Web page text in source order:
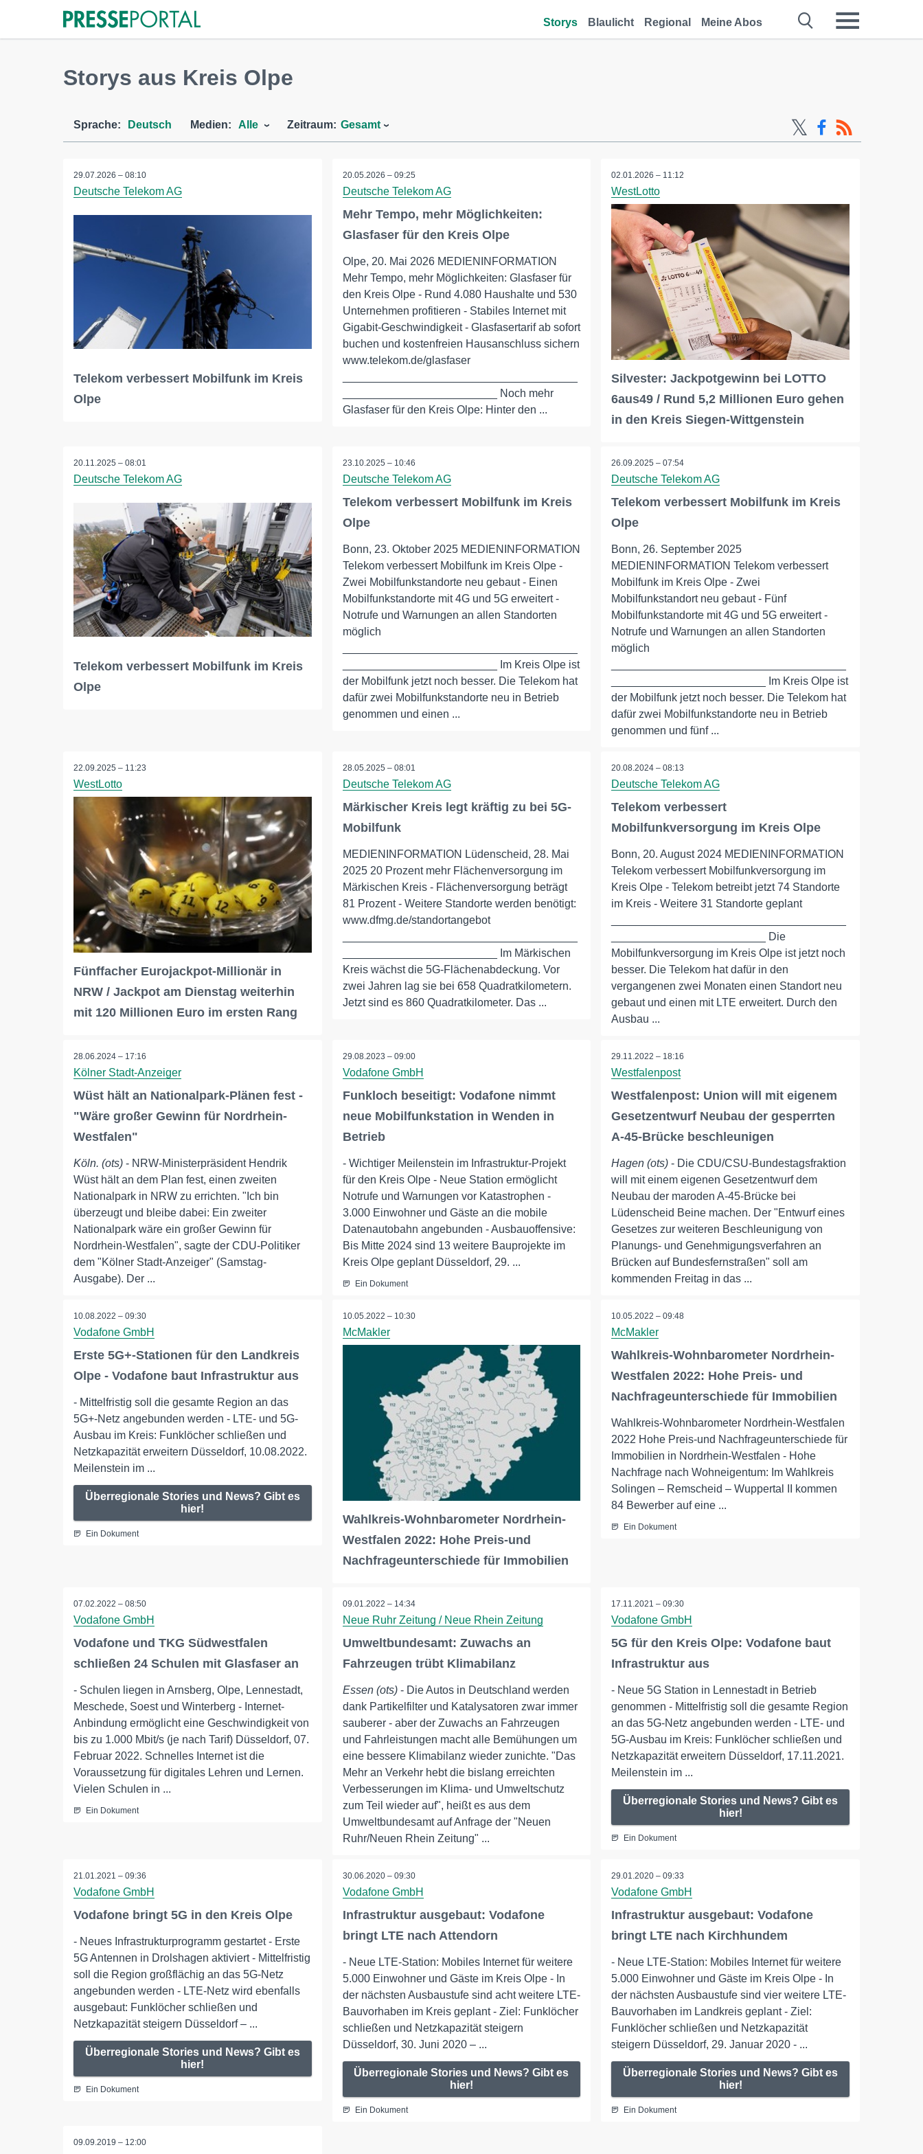
Storys Blaulicht Regional Meine Abos
Storys aus Kreis Olpe
Sprache: Deutsch Medien: Alle Zeitraum: Gesamt
29.07.2026 – 08:10
Deutsche Telekom AG
Telekom verbessert Mobilfunk im Kreis
Olpe
20.05.2026 – 09:25
Deutsche Telekom AG
Mehr Tempo, mehr Möglichkeiten:
Glasfaser für den Kreis Olpe
Olpe, 20. Mai 2026 MEDIENINFORMATION
Mehr Tempo, mehr Möglichkeiten: Glasfaser für
den Kreis Olpe - Rund 4.080 Haushalte und 530
Unternehmen profitieren - Stabiles Internet mit
Gigabit-Geschwindigkeit - Glasfasertarif ab sofort
buchen und kostenfreien Hausanschluss sichern
www.telekom.de/glasfaser
_________________________ Noch mehr
Glasfaser für den Kreis Olpe: Hinter den ...
02.01.2026 – 11:12
WestLotto
Silvester: Jackpotgewinn bei LOTTO
6aus49 / Rund 5,2 Millionen Euro gehen
in den Kreis Siegen-Wittgenstein
20.11.2025 – 08:01
Deutsche Telekom AG
Telekom verbessert Mobilfunk im Kreis
Olpe
23.10.2025 – 10:46
Deutsche Telekom AG
Telekom verbessert Mobilfunk im Kreis
Olpe
Bonn, 23. Oktober 2025 MEDIENINFORMATION
Telekom verbessert Mobilfunk im Kreis Olpe -
Zwei Mobilfunkstandorte neu gebaut - Einen
Mobilfunkstandorte mit 4G und 5G erweitert -
Notrufe und Warnungen an allen Standorten
möglich
_________________________ Im Kreis Olpe ist
der Mobilfunk jetzt noch besser. Die Telekom hat
dafür zwei Mobilfunkstandorte neu in Betrieb
genommen und einen ...
26.09.2025 – 07:54
Deutsche Telekom AG
Telekom verbessert Mobilfunk im Kreis
Olpe
Bonn, 26. September 2025
MEDIENINFORMATION Telekom verbessert
Mobilfunk im Kreis Olpe - Zwei
Mobilfunkstandort neu gebaut - Fünf
Mobilfunkstandorte mit 4G und 5G erweitert -
Notrufe und Warnungen an allen Standorten
möglich
_________________________ Im Kreis Olpe ist
der Mobilfunk jetzt noch besser. Die Telekom hat
dafür zwei Mobilfunkstandorte neu in Betrieb
genommen und fünf ...
22.09.2025 – 11:23
WestLotto
Fünffacher Eurojackpot-Millionär in
NRW / Jackpot am Dienstag weiterhin
mit 120 Millionen Euro im ersten Rang
28.05.2025 – 08:01
Deutsche Telekom AG
Märkischer Kreis legt kräftig zu bei 5G-
Mobilfunk
MEDIENINFORMATION Lüdenscheid, 28. Mai
2025 20 Prozent mehr Flächenversorgung im
Märkischen Kreis - Flächenversorgung beträgt
81 Prozent - Weitere Standorte werden benötigt:
www.dfmg.de/standortangebot
_________________________ Im Märkischen
Kreis wächst die 5G-Flächenabdeckung. Vor
zwei Jahren lag sie bei 658 Quadratkilometern.
Jetzt sind es 860 Quadratkilometer. Das ...
20.08.2024 – 08:13
Deutsche Telekom AG
Telekom verbessert
Mobilfunkversorgung im Kreis Olpe
Bonn, 20. August 2024 MEDIENINFORMATION
Telekom verbessert Mobilfunkversorgung im
Kreis Olpe - Telekom betreibt jetzt 74 Standorte
im Kreis - Weitere 31 Standorte geplant
_________________________ Die
Mobilfunkversorgung im Kreis Olpe ist jetzt noch
besser. Die Telekom hat dafür in den
vergangenen zwei Monaten einen Standort neu
gebaut und einen mit LTE erweitert. Durch den
Ausbau ...
28.06.2024 – 17:16
Kölner Stadt-Anzeiger
Wüst hält an Nationalpark-Plänen fest -
"Wäre großer Gewinn für Nordrhein-
Westfalen"
Köln. (ots) - NRW-Ministerpräsident Hendrik
Wüst hält an dem Plan fest, einen zweiten
Nationalpark in NRW zu errichten. "Ich bin
überzeugt und bleibe dabei: Ein zweiter
Nationalpark wäre ein großer Gewinn für
Nordrhein-Westfalen", sagte der CDU-Politiker
dem "Kölner Stadt-Anzeiger" (Samstag-
Ausgabe). Der ...
29.08.2023 – 09:00
Vodafone GmbH
Funkloch beseitigt: Vodafone nimmt
neue Mobilfunkstation in Wenden in
Betrieb
- Wichtiger Meilenstein im Infrastruktur-Projekt
für den Kreis Olpe - Neue Station ermöglicht
Notrufe und Warnungen vor Katastrophen -
3.000 Einwohner und Gäste an die mobile
Datenautobahn angebunden - Ausbauoffensive:
Bis Mitte 2024 sind 13 weitere Bauprojekte im
Kreis Olpe geplant Düsseldorf, 29. ...
Ein Dokument
29.11.2022 – 18:16
Westfalenpost
Westfalenpost: Union will mit eigenem
Gesetzentwurf Neubau der gesperrten
A-45-Brücke beschleunigen
Hagen (ots) - Die CDU/CSU-Bundestagsfraktion
will mit einem eigenen Gesetzentwurf dem
Neubau der maroden A-45-Brücke bei
Lüdenscheid Beine machen. Der "Entwurf eines
Gesetzes zur weiteren Beschleunigung von
Planungs- und Genehmigungsverfahren an
Brücken auf Bundesfernstraßen" soll am
kommenden Freitag in das ...
10.08.2022 – 09:30
Vodafone GmbH
Erste 5G+-Stationen für den Landkreis
Olpe - Vodafone baut Infrastruktur aus
- Mittelfristig soll die gesamte Region an das
5G+-Netz angebunden werden - LTE- und 5G-
Ausbau im Kreis: Funklöcher schließen und
Netzkapazität erweitern Düsseldorf, 10.08.2022.
Meilenstein im ...
Überregionale Stories und News? Gibt es
hier!
Ein Dokument
10.05.2022 – 10:30
McMakler
Wahlkreis-Wohnbarometer Nordrhein-
Westfalen 2022: Hohe Preis-und
Nachfrageunterschiede für Immobilien
10.05.2022 – 09:48
McMakler
Wahlkreis-Wohnbarometer Nordrhein-
Westfalen 2022: Hohe Preis- und
Nachfrageunterschiede für Immobilien
Wahlkreis-Wohnbarometer Nordrhein-Westfalen
2022 Hohe Preis-und Nachfrageunterschiede für
Immobilien in Nordrhein-Westfalen - Hohe
Nachfrage nach Wohneigentum: Im Wahlkreis
Solingen – Remscheid – Wuppertal II kommen
84 Bewerber auf eine ...
Ein Dokument
07.02.2022 – 08:50
Vodafone GmbH
Vodafone und TKG Südwestfalen
schließen 24 Schulen mit Glasfaser an
- Schulen liegen in Arnsberg, Olpe, Lennestadt,
Meschede, Soest und Winterberg - Internet-
Anbindung ermöglicht eine Geschwindigkeit von
bis zu 1.000 Mbit/s (je nach Tarif) Düsseldorf, 07.
Februar 2022. Schnelles Internet ist die
Voraussetzung für digitales Lehren und Lernen.
Vielen Schulen in ...
Ein Dokument
09.01.2022 – 14:34
Neue Ruhr Zeitung / Neue Rhein Zeitung
Umweltbundesamt: Zuwachs an
Fahrzeugen trübt Klimabilanz
Essen (ots)- Die Autos in Deutschland werden
dank Partikelfilter und Katalysatoren zwar immer
sauberer - aber der Zuwachs an Fahrzeugen
und Fahrleistungen macht alle Bemühungen um
eine bessere Klimabilanz wieder zunichte. "Das
Mehr an Verkehr hebt die bislang erreichten
Verbesserungen im Klima- und Umweltschutz
zum Teil wieder auf", heißt es aus dem
Umweltbundesamt auf Anfrage der "Neuen
Ruhr/Neuen Rhein Zeitung" ...
17.11.2021 – 09:30
Vodafone GmbH
5G für den Kreis Olpe: Vodafone baut
Infrastruktur aus
- Neue 5G Station in Lennestadt in Betrieb
genommen - Mittelfristig soll die gesamte Region
an das 5G-Netz angebunden werden - LTE- und
5G-Ausbau im Kreis: Funklöcher schließen und
Netzkapazität erweitern Düsseldorf, 17.11.2021.
Meilenstein im ...
Überregionale Stories und News? Gibt es
hier!
Ein Dokument
21.01.2021 – 09:36
Vodafone GmbH
Vodafone bringt 5G in den Kreis Olpe
- Neues Infrastrukturprogramm gestartet - Erste
5G Antennen in Drolshagen aktiviert - Mittelfristig
soll die Region großflächig an das 5G-Netz
angebunden werden - LTE-Netz wird ebenfalls
ausgebaut: Funklöcher schließen und
Netzkapazität steigern Düsseldorf – ...
Überregionale Stories und News? Gibt es
hier!
Ein Dokument
30.06.2020 – 09:30
Vodafone GmbH
Infrastruktur ausgebaut: Vodafone
bringt LTE nach Attendorn
- Neue LTE-Station: Mobiles Internet für weitere
5.000 Einwohner und Gäste im Kreis Olpe - In
der nächsten Ausbaustufe sind acht weitere LTE-
Bauvorhaben im Kreis geplant - Ziel: Funklöcher
schließen und Netzkapazität steigern
Düsseldorf, 30. Juni 2020 – ...
Überregionale Stories und News? Gibt es
hier!
Ein Dokument
29.01.2020 – 09:33
Vodafone GmbH
Infrastruktur ausgebaut: Vodafone
bringt LTE nach Kirchhundem
- Neue LTE-Station: Mobiles Internet für weitere
5.000 Einwohner und Gäste im Kreis Olpe - In
der nächsten Ausbaustufe sind vier weitere LTE-
Bauvorhaben im Landkreis geplant - Ziel:
Funklöcher schließen und Netzkapazität
steigern Düsseldorf, 29. Januar 2020 - ...
Überregionale Stories und News? Gibt es
hier!
Ein Dokument
09.09.2019 – 12:00